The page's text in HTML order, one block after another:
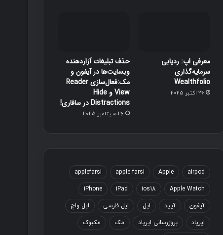
معرفی اپ: ردیابی
سرمایه‌گذاری
Wealthfolio
26 اکتبر 2025
حذف تبلیغات آزاردهنده
وبسایت‌ها در آیفون و
مک:فعال‌سازی Reader
View و Hide
Distractions در سافاری!
26 سپتامبر 2025
airpod
Apple
apple farsi
applefarsi
Apple Watch
ios18
iPad
iPhone
آیفون آیپد اپل اپل فارسی اپل واچ
ایرپاد بروزرسانی ایرپاد مک مکبوک